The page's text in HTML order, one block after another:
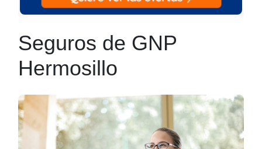
Seguros de GNP
Hermosillo